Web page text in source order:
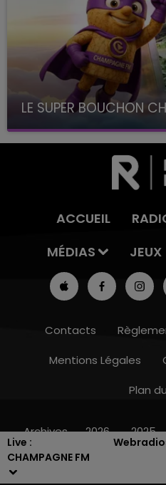
Live :
CHAMPAGNE FM
7h00 -
LE SUPER BOUCHON
avec La Famille
ACCUEIL
MÉDIAS
JEUX
Contacts
Mentions Légales
Plan
Archives 2026 2025